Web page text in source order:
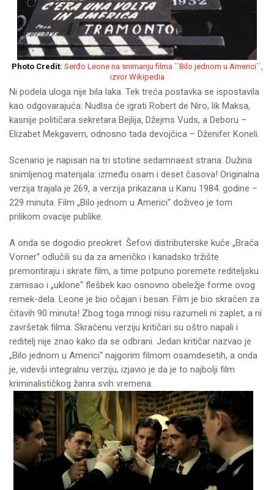
Photo Credit: Serđo Leone na snimanju filma ``Bilo jednom u Americi``,
izvor Wikipedia
Ni podela uloga nije bila laka. Tek treća postavka se ispostavila
kao odgovarajuća: Nudlsa će igrati Robert de Niro, lik Maksa,
kasnije političara sekretara Bejlija, Džejms Vuds, a Deboru –
Elizabet Mekgavern, odnosno tada devojčica – Dženifer Koneli.
Scenario je napisan na tri stotine sedamnaest strana. Dužina
snimljenog materijala: između osam i deset časova! Originalna
verzija trajala je 269, a verzija prikazana u Kanu 1984. godine –
229 minuta. Film „Bilo jednom u Americi“ doživeo je tom
prilikom ovacije publike.
A onda se dogodio preokret. Šefovi distributerske kuće „Braća
Vorner“ odlučili su da za američko i kanadsko tržište
premontiraju i skrate film, a time potpuno poremete rediteljsku
zamisao i „uklone“ flešbek kao osnovno obeležje forme ovog
remek-dela. Leone je bio očajan i besan. Film je bio skraćen za
čitavih 90 minuta! Zbog toga mnogi nisu razumeli ni zaplet, a ni
završetak filma. Skraćenu verziju kritičari su oštro napali i
reditelj nije znao kako da se odbrani. Jedan kritičar nazvao je
„Bilo jednom u Americi“ najgorim filmom osamdesetih, a onda
je, videvši integralnu verziju, izjavio je da je to najbolji film
kriminalističkog žanra svih vremena.